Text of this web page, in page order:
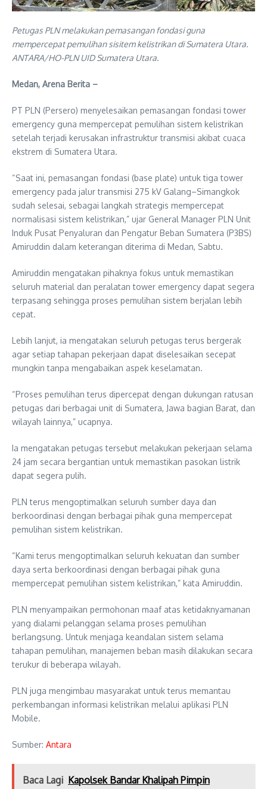
Petugas PLN melakukan pemasangan fondasi guna
mempercepat pemulihan sisitem kelistrikan di Sumatera Utara.
ANTARA/HO-PLN UID Sumatera Utara.
Medan, Arena Berita –
PT PLN (Persero) menyelesaikan pemasangan fondasi tower
emergency guna mempercepat pemulihan sistem kelistrikan
setelah terjadi kerusakan infrastruktur transmisi akibat cuaca
ekstrem di Sumatera Utara.
“Saat ini, pemasangan fondasi (base plate) untuk tiga tower
emergency pada jalur transmisi 275 kV Galang–Simangkok
sudah selesai, sebagai langkah strategis mempercepat
normalisasi sistem kelistrikan,” ujar General Manager PLN Unit
Induk Pusat Penyaluran dan Pengatur Beban Sumatera (P3BS)
Amiruddin dalam keterangan diterima di Medan, Sabtu.
Amiruddin mengatakan pihaknya fokus untuk memastikan
seluruh material dan peralatan tower emergency dapat segera
terpasang sehingga proses pemulihan sistem berjalan lebih
cepat.
Lebih lanjut, ia mengatakan seluruh petugas terus bergerak
agar setiap tahapan pekerjaan dapat diselesaikan secepat
mungkin tanpa mengabaikan aspek keselamatan.
“Proses pemulihan terus dipercepat dengan dukungan ratusan
petugas dari berbagai unit di Sumatera, Jawa bagian Barat, dan
wilayah lainnya,” ucapnya.
Ia mengatakan petugas tersebut melakukan pekerjaan selama
24 jam secara bergantian untuk memastikan pasokan listrik
dapat segera pulih.
PLN terus mengoptimalkan seluruh sumber daya dan
berkoordinasi dengan berbagai pihak guna mempercepat
pemulihan sistem kelistrikan.
“Kami terus mengoptimalkan seluruh kekuatan dan sumber
daya serta berkoordinasi dengan berbagai pihak guna
mempercepat pemulihan sistem kelistrikan,” kata Amiruddin.
PLN menyampaikan permohonan maaf atas ketidaknyamanan
yang dialami pelanggan selama proses pemulihan
berlangsung. Untuk menjaga keandalan sistem selama
tahapan pemulihan, manajemen beban masih dilakukan secara
terukur di beberapa wilayah.
PLN juga mengimbau masyarakat untuk terus memantau
perkembangan informasi kelistrikan melalui aplikasi PLN
Mobile.
Sumber: Antara
Baca Lagi Kapolsek Bandar Khalipah Pimpin